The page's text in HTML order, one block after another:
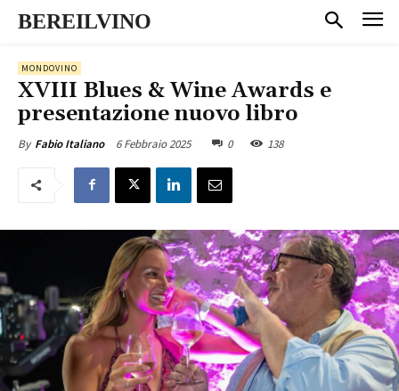
BEREILVINO
MONDOVINO
XVIII Blues & Wine Awards e
presentazione nuovo libro
By Fabio Italiano 6 Febbraio 2025 0 138